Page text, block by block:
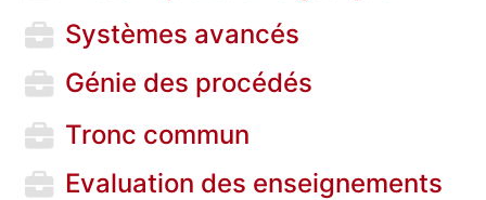
Systèmes avancés
Génie des procédés
Tronc commun
Evaluation des enseignements